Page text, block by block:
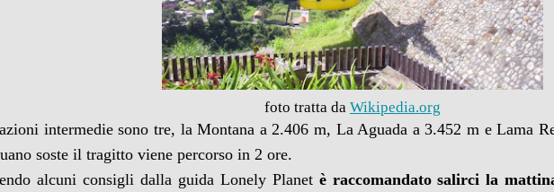
foto tratta da Wikipedia.org
intermedie sono tre, la Montana a 2.406 m, La Aguada a 3.452 m e Lama
soste il tragitto viene percorso in 2 ore.
alcuni consigli dalla guida Lonely Planet è raccomandato salirci la